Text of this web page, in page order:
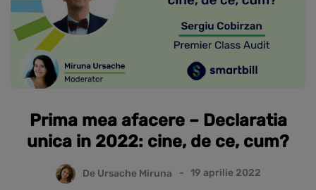
Prima mea afacere – Declaratia
unica in 2022: cine, de ce, cum?
De Ursache Miruna 19 aprilie 2022